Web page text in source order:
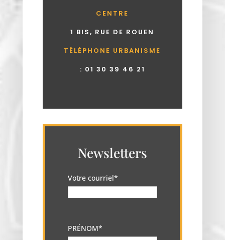
CENTRE
1 BIS, RUE DE ROUEN
TÉLÉPHONE URBANISME
: 01 30 39 46 21
Newsletters
Votre courriel*
PRÉNOM*